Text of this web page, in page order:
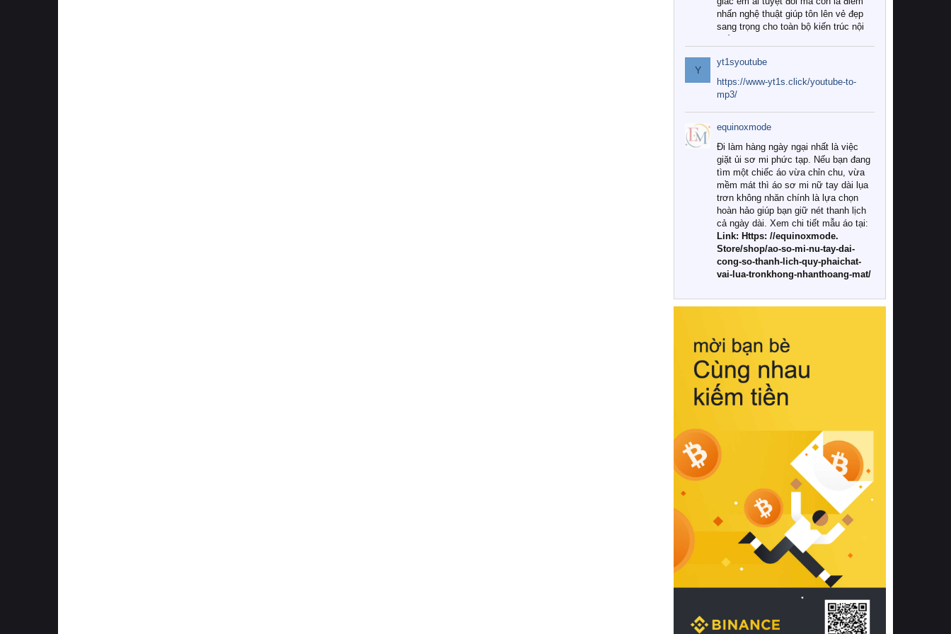
nhấn nghệ thuật giúp tôn lên vẻ đẹp
sang trọng cho toàn bộ kiến trúc nội
Tuy nhiên, giữa thị trường đa dạng
với vô vàn thương hiệu và mẫu mã
như hiện nay, làm thế nào để chọn
được những bộ chăn ga gối đệm cao
cấp thực sự chất lượng, phù hợp với
khí hậu và nhu cầu sử dụng của gia
đình? Hãy cùng chúng tôi đi tìm lời
giải đáp chi tiết qua bài viết dưới đây.
1. Tại sao các gia đình hiện đại lại ưa
chuộng chăn ga gối đệm cao cấp?
Khác với các dòng sản phẩm thông
thường, những bộ chăn ga gối đệm
cao cấp trải qua quy trình sản xuất
nghiêm ngặt từ khâu chọn lọc nguyên
liệu tự nhiên đến công nghệ dệt
nhuộm hiện đại không chứa hóa chất
này, bạn sẽ cảm nhận rõ rệt sự khác
hồi chuẩn xác của phần đệm nâng đỡ
cột sống.
Bên cạnh đó, việc lựa chọn các dòng
sản phẩm đạt chuẩn chất lượng quốc
tế còn giúp ngăn ngừa tình trạng kích
khuẩn và nấm mốc trong điều kiện
thời tiết nóng ẩm. Bạn có thể tìm hiểu
thêm các nghiên cứu khoa học về tác
động của giấc ngủ và môi trường
phòng ngủ đối với sức khỏe con
người tại Sleep Foundation (External
Link) để có cái nhìn toàn diện hơn.
2. Các tiêu chí vàng khi lựa chọn
chăn ga gối đệm cao cấp cho phòng
ngủ
Để sở hữu một bộ chăn ga gối đệm
cao cấp hoàn hảo cả về thẩm mỹ lẫn
công năng, người tiêu dùng cần cân
nhắc kỹ lưỡng các tiêu chí quan trọng
Y
yt1syoutube
https://www-yt1s.click/youtube-to-
mp3/
equinoxmode
Đi làm hàng ngày ngại nhất là việc
giặt ủi sơ mi phức tạp. Nếu bạn đang
tìm một chiếc áo vừa chỉn chu, vừa
mềm mát thì áo sơ mi nữ tay dài lụa
trơn không nhăn chính là lựa chọn
hoàn hảo giúp bạn giữ nét thanh lịch
cả ngày dài. Xem chi tiết mẫu áo tại:
Link: Https: //equinoxmode.
Store/shop/ao-so-mi-nu-tay-dai-
cong-so-thanh-lich-quy-phaichat-
vai-lua-tronkhong-nhanthoang-mat/